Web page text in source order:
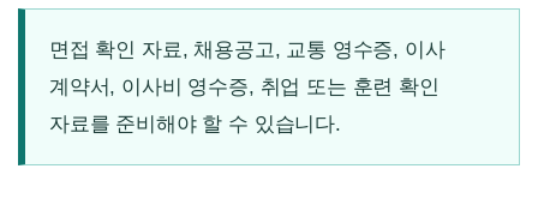
면접 확인 자료, 채용공고, 교통 영수증, 이사
계약서, 이사비 영수증, 취업 또는 훈련 확인
자료를 준비해야 할 수 있습니다.